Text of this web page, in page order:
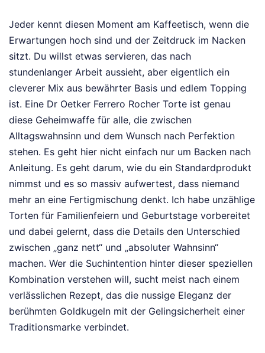
Jeder kennt diesen Moment am Kaffeetisch, wenn die
Erwartungen hoch sind und der Zeitdruck im Nacken
sitzt. Du willst etwas servieren, das nach
stundenlanger Arbeit aussieht, aber eigentlich ein
cleverer Mix aus bewährter Basis und edlem Topping
ist. Eine Dr Oetker Ferrero Rocher Torte ist genau
diese Geheimwaffe für alle, die zwischen
Alltagswahnsinn und dem Wunsch nach Perfektion
stehen. Es geht hier nicht einfach nur um Backen nach
Anleitung. Es geht darum, wie du ein Standardprodukt
nimmst und es so massiv aufwertest, dass niemand
mehr an eine Fertigmischung denkt. Ich habe unzählige
Torten für Familienfeiern und Geburtstage vorbereitet
und dabei gelernt, dass die Details den Unterschied
zwischen „ganz nett“ und „absoluter Wahnsinn“
machen. Wer die Suchintention hinter dieser speziellen
Kombination verstehen will, sucht meist nach einem
verlässlichen Rezept, das die nussige Eleganz der
berühmten Goldkugeln mit der Gelingsicherheit einer
Traditionsmarke verbindet.